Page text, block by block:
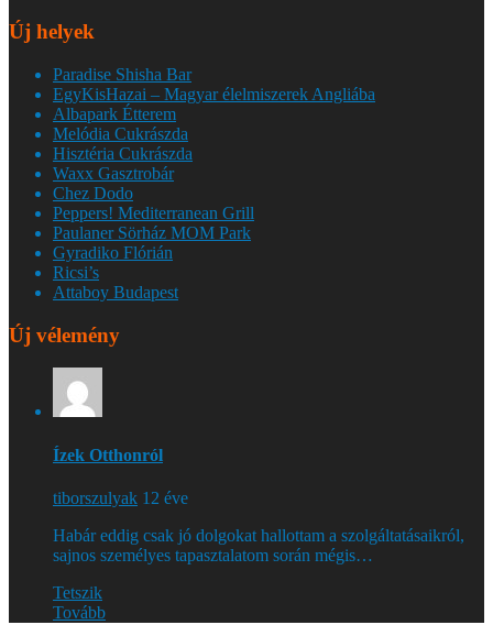
Új helyek
Paradise Shisha Bar
EgyKisHazai – Magyar élelmiszerek Angliába
Albapark Étterem
Melódia Cukrászda
Hisztéria Cukrászda
Waxx Gasztrobár
Chez Dodo
Peppers! Mediterranean Grill
Paulaner Sörház MOM Park
Gyradiko Flórián
Ricsi’s
Attaboy Budapest
Új vélemény
Ízek Otthonról
tiborszulyak 12 éve
Habár eddig csak jó dolgokat hallottam a szolgáltatásaikról,
sajnos személyes tapasztalatom során mégis…
Tetszik
Tovább